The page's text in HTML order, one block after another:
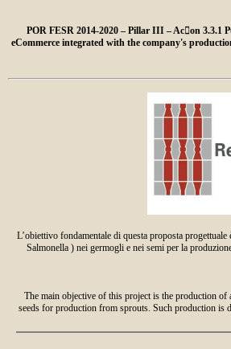
POR FESR 2014-2020 – Pillar III – Ac􀆟on 3.3.1
eCommerce integrated with the company's
L’obiettivo fondamentale di questa proposta
Salmonella ) nei germogli e nei semi per la
The main objective of this project is the production
seeds for production from sprouts. Such production is